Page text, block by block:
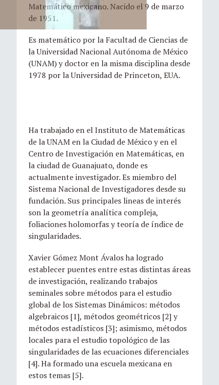
Matemático mexicano. Nacido el 9 de marzo
de 1951.
Es matemático por la Facultad de Ciencias de
la Universidad Nacional Autónoma de México
(UNAM) y doctor en la misma disciplina desde
1978 por la Universidad de Princeton, EUA.
Ha trabajado en el Instituto de Matemáticas
de la UNAM en la Ciudad de México y en el
Centro de Investigación en Matemáticas, en
la ciudad de Guanajuato, donde es
actualmente investigador. Es miembro del
Sistema Nacional de Investigadores desde su
fundación. Sus principales lineas de interés
son la geometría analítica compleja,
foliaciones holomorfas y teoría de índice de
singularidades.
Xavier Gómez Mont Ávalos ha logrado
establecer puentes entre estas distintas áreas
de investigación, realizando trabajos
seminales sobre métodos para el estudio
global de los Sistemas Dinámicos: métodos
algebraicos [1], métodos geométricos [2] y
métodos estadísticos [3]; asimismo, métodos
locales para el estudio topológico de las
singularidades de las ecuaciones diferenciales
[4]. Ha formado una escuela mexicana en
estos temas [5].